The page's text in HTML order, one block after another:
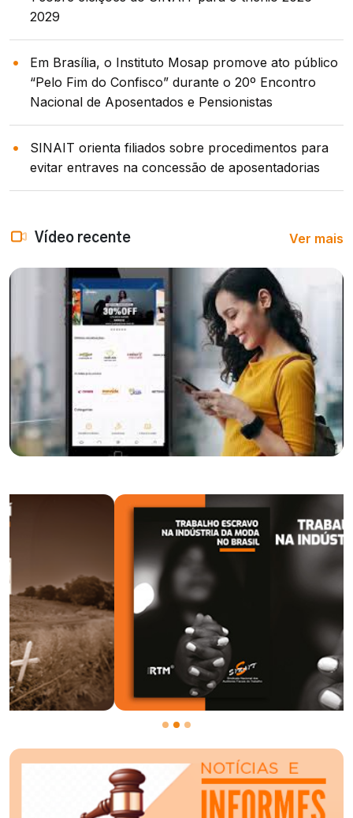
2029
Em Brasília, o Instituto Mosap promove ato público
“Pelo Fim do Confisco” durante o 20º Encontro
Nacional de Aposentados e Pensionistas
SINAIT orienta filiados sobre procedimentos para
evitar entraves na concessão de aposentadorias
Vídeo recente Ver mais